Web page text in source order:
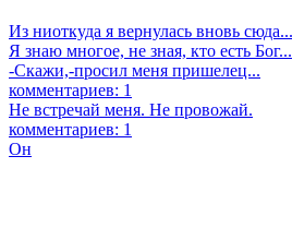
Из ниоткуда я вернулась вновь сюда...
Я знаю многое, не зная, кто есть Бог...
-Скажи,-просил меня пришелец...
комментариев: 1
Не встречай меня. Не провожай.
комментариев: 1
Он